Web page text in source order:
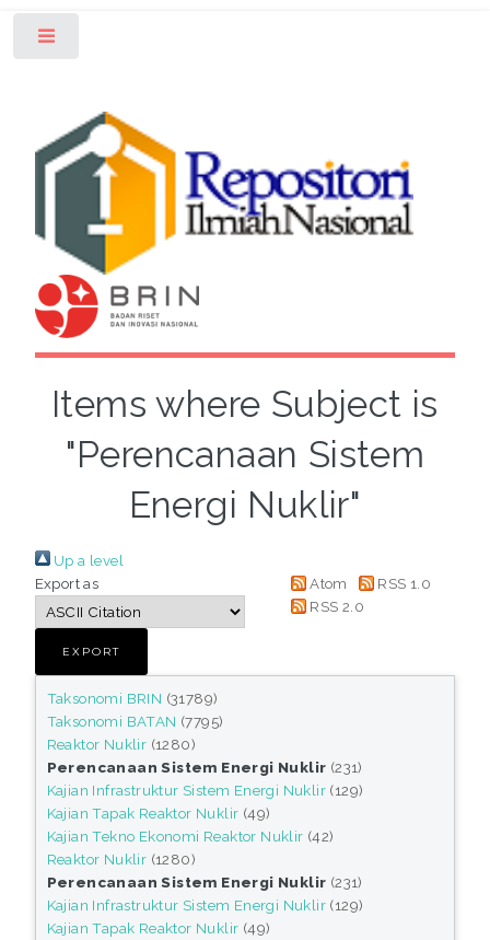
Items where Subject is
"Perencanaan Sistem
Energi Nuklir"
Up a level
Export as
Atom
RSS 1.0
RSS 2.0
Taksonomi BRIN (31789)
Taksonomi BATAN (7795)
Reaktor Nuklir (1280)
Perencanaan Sistem Energi Nuklir (231)
Kajian Infrastruktur Sistem Energi Nuklir (129)
Kajian Tapak Reaktor Nuklir (49)
Kajian Tekno Ekonomi Reaktor Nuklir (42)
Reaktor Nuklir (1280)
Perencanaan Sistem Energi Nuklir (231)
Kajian Infrastruktur Sistem Energi Nuklir (129)
Kajian Tapak Reaktor Nuklir (49)